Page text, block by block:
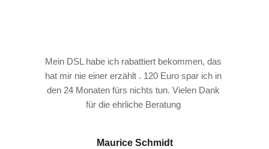
Mein DSL habe ich rabattiert bekommen, das
hat mir nie einer erzählt . 120 Euro spar ich in
den 24 Monaten fürs nichts tun. Vielen Dank
für die ehrliche Beratung
Maurice Schmidt